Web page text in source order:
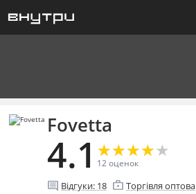
Fovetta
4.1 ★
★★
★★
★★
★★
★
12оценок
comment Відгуки: 18 enterprise Торгівля оптова